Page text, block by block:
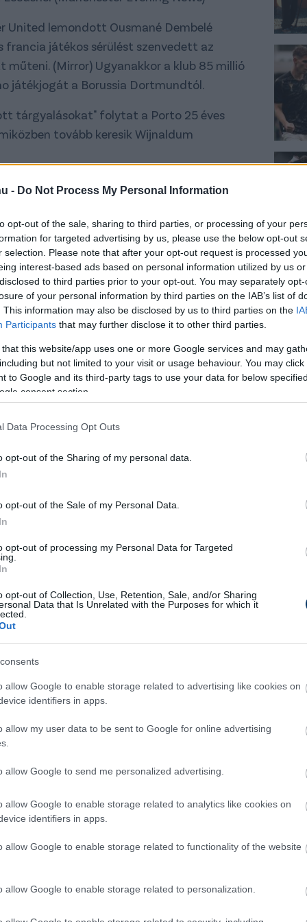
- Do Not Process My Personal Information
opt-out of the sale, sharing to third parties, or processing of your
for targeted advertising by us, please use the below opt-out
selection. Please note that after your opt-out request is processed
interest-based ads based on personal information utilized by us
to third parties prior to your opt-out. You may separately
of your personal information by third parties on the IAB’s list of
This information may also be disclosed by us to third parties on the
Participants that may further disclose it to other third parties.
that this website/app uses one or more Google services and may
but not limited to your visit or usage behaviour. You may
to Google and its third-party tags to use your data for below
consent section.
Data Processing Opt Outs
opt-out of the Sharing of my personal data.
opt-out of the Sale of my Personal Data.
opt-out of processing my Personal Data for Targeted
opt-out of Collection, Use, Retention, Sale, and/or Sharing
Data that Is Unrelated with the Purposes for which it
allow Google to enable storage related to advertising like cookies on
identifiers in apps.
allow my user data to be sent to Google for online advertising
allow Google to send me personalized advertising.
allow Google to enable storage related to analytics like cookies on
identifiers in apps.
allow Google to enable storage related to functionality of the website
allow Google to enable storage related to personalization.
United lemondott Ousmané Dembelé
francia játékos sérülést szenvedett az
műteni. (Mirror) Ugyanakkor a klub 85 millió
játékjogát a Borussia Dortmundtól.
tárgyalásokat" folytat a Porto 25 éves
tovább keresik Wijnaldum
Aston Villa továbbra is érdeklődik a Chelsea
iránt, akinek a 40 millió fontos ára
szerint a Benfica 21 éves balhátvédje, Nuno
ellenére az Arsenalhoz fog szerződni. Az
fog tenni a Sheffield United 23 éves
Star) Az Express információi szerint
az Arsenallal az új szerződésének
oldalán jelentette be, hogy
bajnokság előző idényének
szóló szerződést írt alá a klubbal.
megmozgat azért, hogy Jack Grealish
ezer fontos szerződést kínálhat az angol
"új Beckhamnek" nevezett játékos iránt a
az elmúlt időszakban. (Telegraph)
kölcsönvenné a Manchester United középső
a Burnley 25 éves walesi válogatott
Sport Italia információi szerint a Real
Germain megszerezné az Európa-bajnokság
az AS Roma védőjét.
elsőként érte el Instagram-oldalán a
A közösségi világháló ily módon mért
klub mögött másodikként az FC Barcelona
97,7 millió követőt tud felmutatni, míg a
el 49 és fél millióval.
negyedik a Manchester United (41,1 millió),
(36,1), Liverpool (31,3), Chelsea (27,4),
(24,6), Arsenal (19,4). (MTI)
24 éves hátvédje a Leeds Unitedben
U21-es spanyol válogatott játékost több